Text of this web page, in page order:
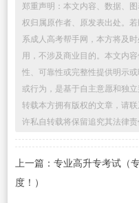
郑重声明：本文内容、数据、
权归属原作者、原发表出处。
系成人高考帮手网，本方将及
用，不涉及商业目的。本文内
性、可靠性或完整性提供明示
或行为，是基于自主意愿和独
转载本方拥有版权的文章，请
许私自转载将保留追究其法律责
上一篇：专业高升专考试（
度！）